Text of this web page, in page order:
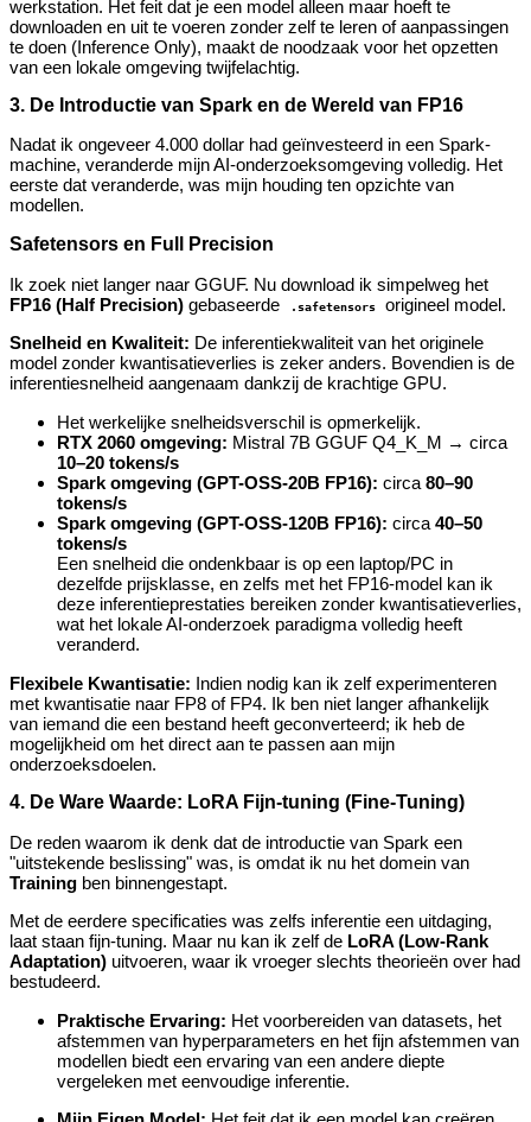
werkstation. Het feit dat je een model alleen maar hoeft te
downloaden en uit te voeren zonder zelf te leren of aanpassingen
te doen (Inference Only), maakt de noodzaak voor het opzetten
van een lokale omgeving twijfelachtig.
3. De Introductie van Spark en de Wereld van FP16
Nadat ik ongeveer 4.000 dollar had geïnvesteerd in een Spark-
machine, veranderde mijn AI-onderzoeksomgeving volledig. Het
eerste dat veranderde, was mijn houding ten opzichte van
modellen.
Safetensors en Full Precision
Ik zoek niet langer naar GGUF. Nu download ik simpelweg het
FP16 (Half Precision) gebaseerde .safetensors
origineel model.
Snelheid en Kwaliteit: De inferentiekwaliteit van het originele
model zonder kwantisatieverlies is zeker anders. Bovendien is de
inferentiesnelheid aangenaam dankzij de krachtige GPU.
Het werkelijke snelheidsverschil is opmerkelijk.
RTX 2060 omgeving: Mistral 7B GGUF Q4_K_M → circa
10–20 tokens/s
Spark omgeving (GPT-OSS-20B FP16): circa 80–90
tokens/s
Spark omgeving (GPT-OSS-120B FP16): circa 40–50
tokens/s
Een snelheid die ondenkbaar is op een laptop/PC in
dezelfde prijsklasse, en zelfs met het FP16-model kan ik
deze inferentieprestaties bereiken zonder kwantisatieverlies,
wat het lokale AI-onderzoek paradigma volledig heeft
veranderd.
Flexibele Kwantisatie: Indien nodig kan ik zelf experimenteren
met kwantisatie naar FP8 of FP4. Ik ben niet langer afhankelijk
van iemand die een bestand heeft geconverteerd; ik heb de
mogelijkheid om het direct aan te passen aan mijn
onderzoeksdoelen.
4. De Ware Waarde: LoRA Fijn-tuning (Fine-Tuning)
De reden waarom ik denk dat de introductie van Spark een
"uitstekende beslissing" was, is omdat ik nu het domein van
Training ben binnengestapt.
Met de eerdere specificaties was zelfs inferentie een uitdaging,
laat staan fijn-tuning. Maar nu kan ik zelf de LoRA (Low-Rank
Adaptation) uitvoeren, waar ik vroeger slechts theorieën over had
bestudeerd.
Praktische Ervaring: Het voorbereiden van datasets, het
afstemmen van hyperparameters en het fijn afstemmen van
modellen biedt een ervaring van een andere diepte
vergeleken met eenvoudige inferentie.